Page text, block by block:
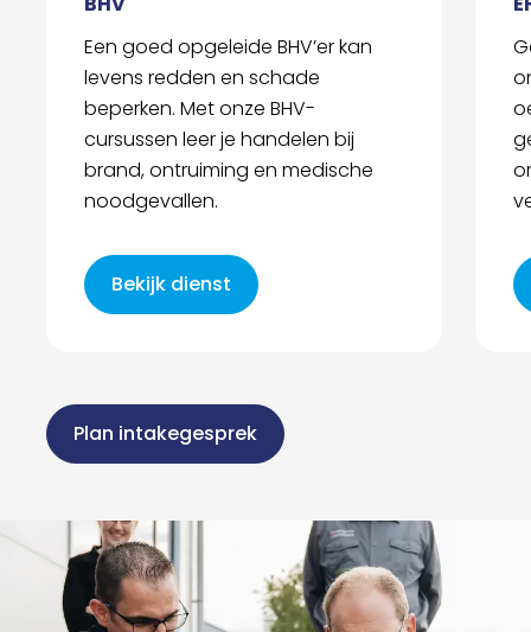
Een goed opgeleide BHV’er kan
levens redden en schade
beperken. Met onze BHV-
cursussen leer je handelen bij
brand, ontruiming en medische
noodgevallen.
Bekijk dienst
Plan intakegesprek